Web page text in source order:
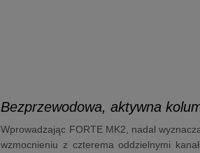
Bezprzewodowa, aktywna
Wprowadzając FORTE MK2, nadal
wzmocnieniu z czterema oddzielnymi